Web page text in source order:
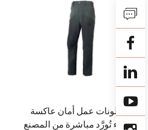
بنطلونات عمل أمان عاكسة
للضوء تُورَّد مباشرة من المصنع